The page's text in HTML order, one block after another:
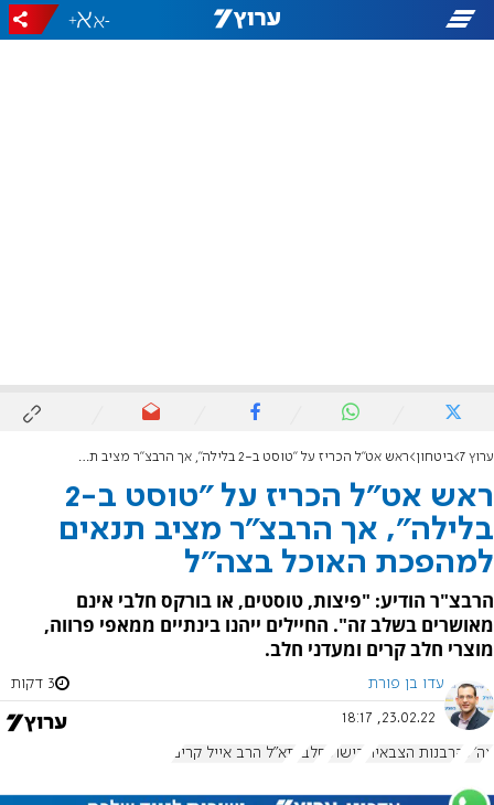
-
+
ערוץ 7 ביטחון ראש אט"ל הכריז על "טוסט ב-2 בלילה", אך הרבצ"ר מציב תנאים למהפכת האוכל בצה"ל
ראש אט"ל הכריז על "טוסט ב-2
בלילה", אך הרבצ"ר מציב תנאים
למהפכת האוכל בצה"ל
הרבצ"ר הודיע: "פיצות, טוסטים, או בורקס חלבי אינם
מאושרים בשלב זה". החיילים ייהנו בינתיים ממאפי פרווה,
מוצרי חלב קרים ומעדני חלב.
עדו בן פורת 3 דקות
23.02.22, 18:17
צה"ל הרבנות הצבאית בישול חלבי תא"ל הרב אייל קרים